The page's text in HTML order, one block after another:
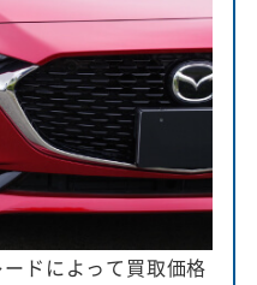
ドによって買取価格